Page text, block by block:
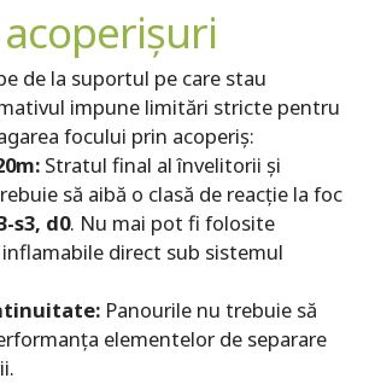
de la suportul pe care stau
impune limitări stricte pentru
focului prin acoperiș:
Stratul final al învelitorii și
să aibă o clasă de reacție la foc
s3, d0. Nu mai pot fi folosite
direct sub sistemul
Panourile nu trebuie să
elementelor de separare